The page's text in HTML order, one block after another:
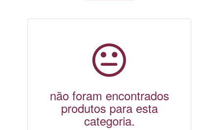
não foram encontrados
produtos para esta
categoria.